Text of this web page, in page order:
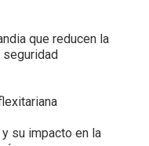
que reducen la
seguridad
su impacto en la